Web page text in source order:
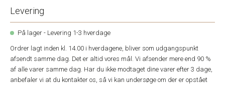
Levering
På lager - Levering 1-3 hverdage
Ordrer lagt inden kl. 14.00 i hverdagene, bliver som udgangspunkt
afsendt samme dag. Det er altid vores mål. Vi afsender mere end 90 %
af alle varer samme dag. Har du ikke modtaget dine varer efter 3 dage,
anbefaler vi at du kontakter os, så vi kan undersøge om der er opstået